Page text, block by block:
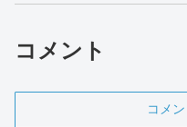
コメント
コメ